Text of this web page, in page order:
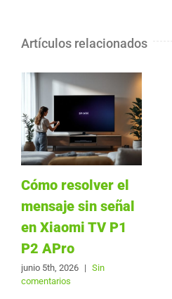
Artículos relacionados
Cómo resolver el
mensaje sin señal
en Xiaomi TV P1
P2 APro
junio 5th, 2026 | Sin
comentarios